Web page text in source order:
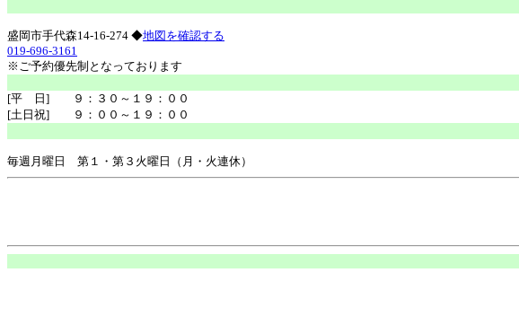
盛岡市手代森14-16-274 ◆地図を確認する
019-696-3161
※ご予約優先制となっております
[平 日] ９：３０～１９：００
[土日祝] ９：００～１９：００
毎週月曜日 第１・第３火曜日（月・火連休）